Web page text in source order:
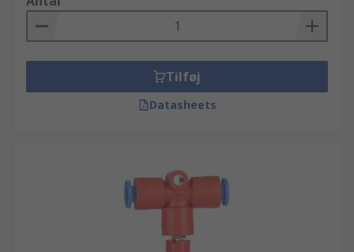
Tilføj
Datasheets